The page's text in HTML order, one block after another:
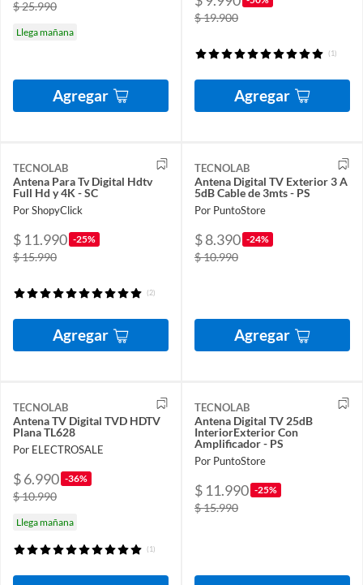
$ 25.990
Llega mañana
Agregar
$ 19.900
(1)
Agregar
TECNOLAB
Antena Para Tv Digital Hdtv
Full Hd y 4K - SC
Por ShopyClick
$ 11.990 -25%
$ 15.990
(2)
Agregar
TECNOLAB
Antena Digital TV Exterior 3 A
5dB Cable de 3mts - PS
Por PuntoStore
$ 8.390 -24%
$ 10.990
Agregar
TECNOLAB
Antena TV Digital TVD HDTV
Plana TL628
Por ELECTROSALE
$ 6.990 -36%
$ 10.990
Llega mañana
(1)
TECNOLAB
Antena Digital TV 25dB
InteriorExterior Con
Amplificador - PS
Por PuntoStore
$ 11.990 -25%
$ 15.990